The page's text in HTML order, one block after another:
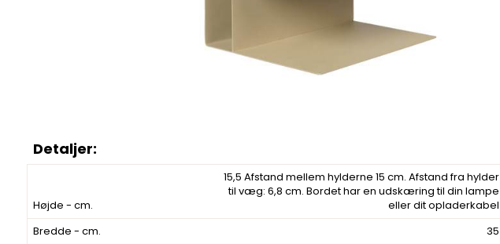
Højde - cm.
15,5 Afstand mellem hylderne 15 cm. Afstand fra hylder
til væg: 6,8 cm. Bordet har en udskæring til din lampe
eller dit opladerkabel
Bredde - cm.
35